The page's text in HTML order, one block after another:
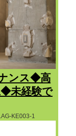
ンス◆高
◆未経験で
KE003-1